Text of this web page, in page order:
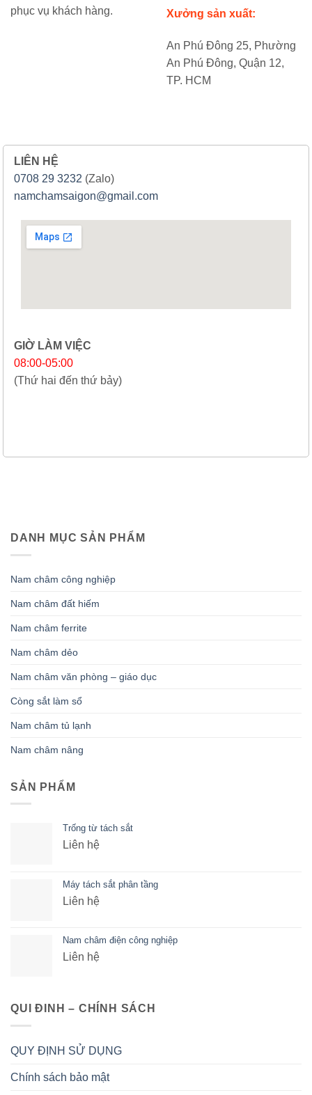
phục vụ khách hàng.
Xưởng sản xuất:
An Phú Đông 25, Phường
An Phú Đông, Quận 12,
TP. HCM
LIÊN HỆ
0708 29 3232 (Zalo)
namchamsaigon@gmail.com
GIỜ LÀM VIỆC
08:00-05:00
(Thứ hai đến thứ bảy)
DANH MỤC SẢN PHẨM
Nam châm công nghiệp
Nam châm đất hiếm
Nam châm ferrite
Nam châm dẻo
Nam châm văn phòng – giáo dục
Còng sắt làm sổ
Nam châm tủ lạnh
Nam châm nâng
SẢN PHẨM
Trống từ tách sắt
Liên hệ
Máy tách sắt phân tầng
Liên hệ
Nam châm điện công nghiệp
Liên hệ
QUI ĐINH – CHÍNH SÁCH
QUY ĐỊNH SỬ DỤNG
Chính sách bảo mật